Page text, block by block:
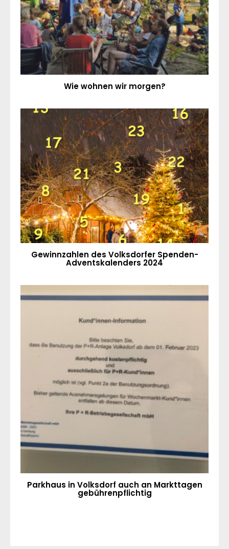
Wie wohnen wir morgen?
Gewinnzahlen des Volksdorfer Spenden-
Adventskalenders 2024
Parkhaus in Volksdorf auch an Markttagen
gebührenpflichtig